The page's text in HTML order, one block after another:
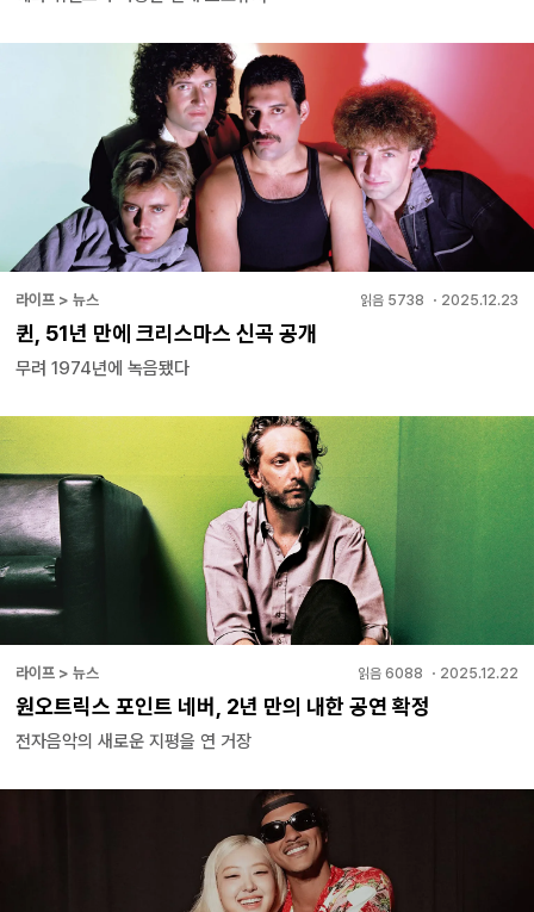
라이프 > 뉴스 읽음 5738 ・ 2025.12.23
퀸, 51년 만에 크리스마스 신곡 공개
무려 1974년에 녹음됐다
라이프 > 뉴스 읽음 6088 ・ 2025.12.22
원오트릭스 포인트 네버, 2년 만의 내한 공연 확정
전자음악의 새로운 지평을 연 거장